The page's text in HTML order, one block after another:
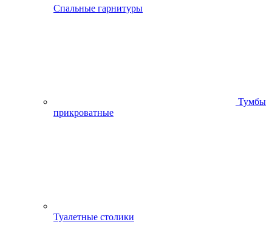
Спальные гарнитуры
Тумбы
прикроватные
Туалетные столики